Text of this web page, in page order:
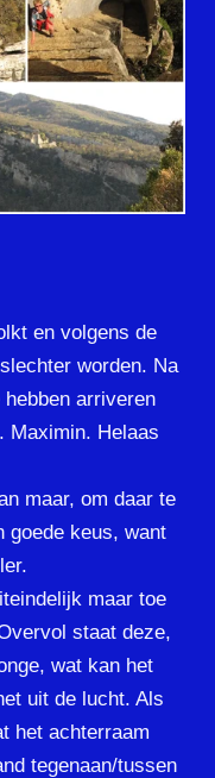
en volgens de
worden. Na
arriveren
Maximin. Helaas
maar, om daar te
goede keus, want
maar toe
staat deze,
wat kan het
uit de lucht. Als
het achterraam
tegenaan/tussen